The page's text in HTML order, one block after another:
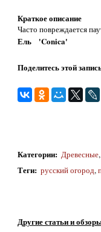
Краткое описание
Часто повреждается
Ель 'Conica'
Поделитесь этой
Категории: Древесные,
Теги: русский огород,
Другие статьи и